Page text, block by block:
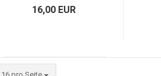
16,00 EUR